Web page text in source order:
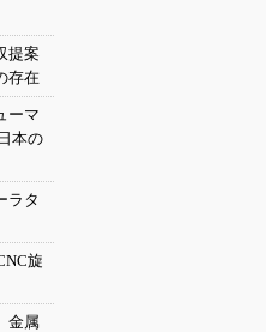
提案
存在
ーマ
本の
ラタ
旋
金属